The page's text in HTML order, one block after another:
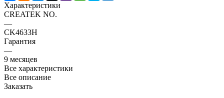
Характеристики
CREATEK NO.
—
CK4633H
Гарантия
—
9 месяцев
Все характеристики
Все описание
Заказать